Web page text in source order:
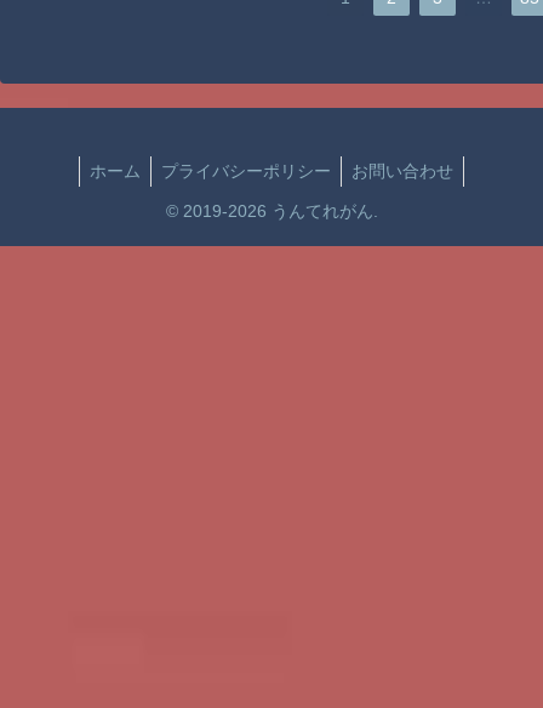
ホーム プライバシーポリシー お問い合わせ
© 2019-2026 うんてれがん.